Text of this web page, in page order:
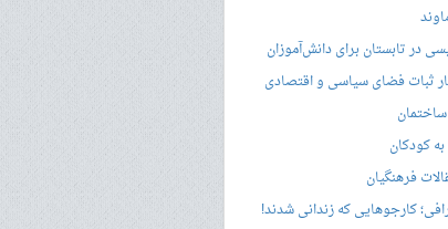
در تابستان برای دانش‌آموزان
ثبات فضای سیاسی و اقتصادی
کودکان
فرهنگیان
کارجوهایی که زندانی شدند!